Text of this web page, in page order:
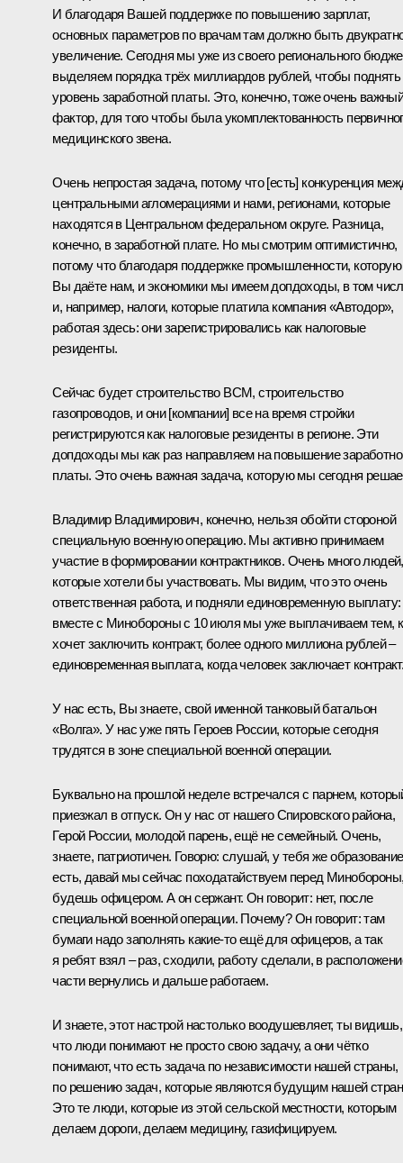
И благодаря Вашей поддержке по повышению зарплат,
основных параметров по врачам там должно быть
увеличение. Сегодня мы уже из своего регионального
выделяем порядка трёх миллиардов рублей, чтобы поднять
уровень заработной платы. Это, конечно, тоже очень
фактор, для того чтобы была укомплектованность
медицинского звена.
Очень непростая задача, потому что [есть] конкуренция
центральными агломерациями и нами, регионами, которые
находятся в Центральном федеральном округе. Разница,
конечно, в заработной плате. Но мы смотрим оптимистично,
потому что благодаря поддержке промышленности, которую
Вы даёте нам, и экономики мы имеем допдоходы, в том
и, например, налоги, которые платила компания «Автодор»,
работая здесь: они зарегистрировались как налоговые
резиденты.
Сейчас будет строительство ВСМ, строительство
газопроводов, и они [компании] все на время стройки
регистрируются как налоговые резиденты в регионе. Эти
допдоходы мы как раз направляем на повышение
платы. Это очень важная задача, которую мы сегодня
Владимир Владимирович, конечно, нельзя обойти стороной
специальную военную операцию. Мы активно принимаем
участие в формировании контрактников. Очень много людей,
которые хотели бы участвовать. Мы видим, что это очень
ответственная работа, и подняли единовременную выплату:
вместе с Минобороны с 10 июля мы уже выплачиваем тем,
хочет заключить контракт, более одного миллиона рублей –
единовременная выплата, когда человек заключает
У нас есть, Вы знаете, свой именной танковый батальон
«Волга». У нас уже пять Героев России, которые сегодня
трудятся в зоне специальной военной операции.
Буквально на прошлой неделе встречался с парнем,
приезжал в отпуск. Он у нас от нашего Спировского района,
Герой России, молодой парень, ещё не семейный. Очень,
знаете, патриотичен. Говорю: слушай, у тебя же образование
есть, давай мы сейчас походатайствуем перед
будешь офицером. А он сержант. Он говорит: нет, после
специальной военной операции. Почему? Он говорит: там
бумаги надо заполнять какие-то ещё для офицеров, а так
я ребят взял – раз, сходили, работу сделали, в
части вернулись и дальше работаем.
И знаете, этот настрой настолько воодушевляет, ты видишь,
что люди понимают не просто свою задачу, а они чётко
понимают, что есть задача по независимости нашей страны,
по решению задач, которые являются будущим нашей
Это те люди, которые из этой сельской местности, которым
делаем дороги, делаем медицину, газифицируем.